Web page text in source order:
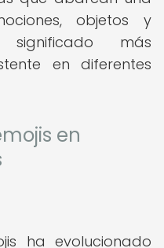
objetos y
más
en diferentes
en
ha evolucionado